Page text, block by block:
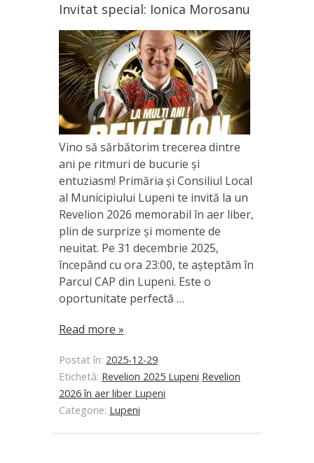
Invitat special: Ionica Morosanu
Vino să sărbătorim trecerea dintre
ani pe ritmuri de bucurie și
entuziasm! Primăria și Consiliul Local
al Municipiului Lupeni te invită la un
Revelion 2026 memorabil în aer liber,
plin de surprize și momente de
neuitat. Pe 31 decembrie 2025,
începând cu ora 23:00, te așteptăm în
Parcul CAP din Lupeni. Este o
oportunitate perfectă …
Read more »
Postat în: 2025-12-29
Etichetă: Revelion 2025 Lupeni Revelion
2026 în aer liber Lupeni
Categorie: Lupeni